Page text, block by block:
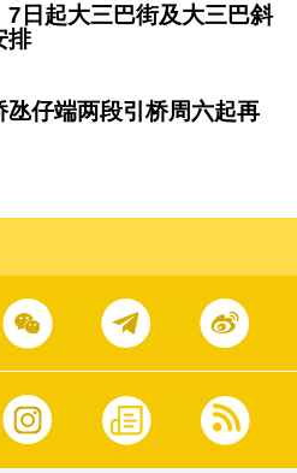
日起大三巴街及大三巴斜
排
仔端两段引桥周六起再